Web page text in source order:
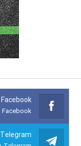
Facebook
Telegram